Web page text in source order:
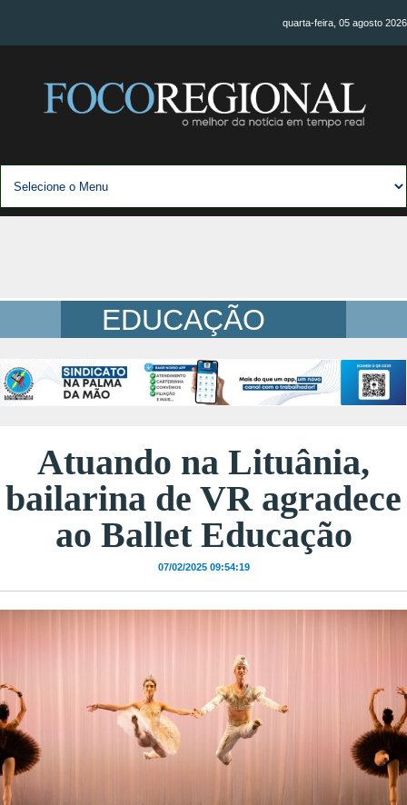
quarta-feira, 05 agosto 2026
EDUCAÇÃO
Atuando na Lituânia,
bailarina de VR agradece
ao Ballet Educação
07/02/2025 09:54:19